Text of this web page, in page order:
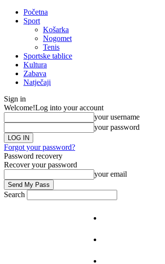
Početna
Sport
Košarka
Nogomet
Tenis
Sportske tablice
Kultura
Zabava
Natječaji
Sign in
Welcome!Log into your account
your username
your password
Forgot your password?
Password recovery
Recover your password
your email
Search